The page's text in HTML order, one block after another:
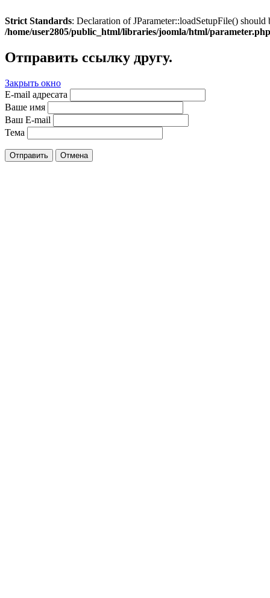
Strict Standards: Declaration of JParameter::loadSetupFile()
/home/user2805/public_html/libraries/joomla/html/parameter.php
Отправить ссылку другу.
Закрыть окно
E-mail адресата
Ваше имя
Ваш E-mail
Тема
Отправить Отмена